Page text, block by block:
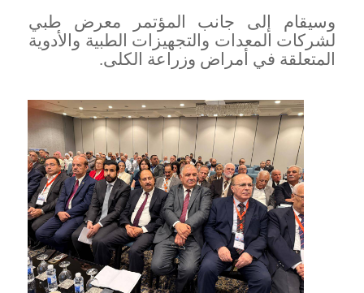
وسيقام إلى جانب المؤتمر معرض طبي
لشركات المعدات والتجهيزات الطبية والأدوية
المتعلقة في أمراض وزراعة الكلى.